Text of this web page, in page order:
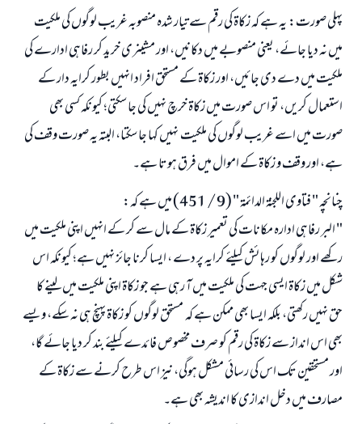
پہلی صورت: یہ ہے کہ زکاۃ کی رقم سے تیار شدہ منصوبہ غریب لوگوں کی ملکیت
میں نہ دیا جائے، یعنی منصوبے میں دکانیں، اور مشینری خرید کر رفاہی ادارے کی
ملکیت میں دے دی جائیں، اور زکاۃ کے مستحق افراد انہیں بطور کرایہ دار کے
استعمال کریں، تو اس صورت میں زکاۃ خرچ نہیں کی جا سکتی؛ کیونکہ کسی بھی
صورت میں اسے غریب لوگوں کی ملکیت نہیں کہا جا سکتا، البتہ یہ صورت وقف کی
ہے، اور وقف و زکاۃ کے اموال میں فرق ہوتا ہے۔
چنانچہ " فتاوى اللجنة الدائمة " (9 / 451) میں ہے کہ:
" البر رفاہی ادارہ مکانات کی تعمیر زکاۃ کے مال سے کر کے انہیں اپنی ملکیت میں
رکھے اور لوگوں کو رہائش کیلئے کرایہ پر دے ، ایسا کرنا جائز نہیں ہے؛ کیونکہ اس
شکل میں زکاۃ ایسی جہت کی ملکیت میں آ رہی ہے جو زکاۃ اپنی ملکیت میں لینے کا
حق نہیں رکھتی، بلکہ ایسا بھی ممکن ہے کہ مستحق لوگوں کو زکاۃ پہنچ ہی نہ سکے، ویسے
بھی اس انداز سے زکاۃ کی رقم کو صرف مخصوص فائدے کیلئے بند کر دیا جائے گا،
اور مستحقین تک اس کی رسائی مشکل ہوگی، نیز اس طرح کرنے سے زکاۃ کے
مصارف میں دخل اندازی کا اندیشہ بھی ہے۔